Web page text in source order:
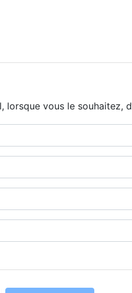
vous le souhaitez,